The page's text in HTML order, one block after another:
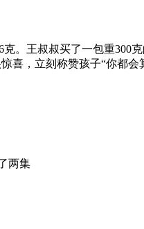
。王叔叔买了一包重
喜，立刻称赞孩子“你都会
集